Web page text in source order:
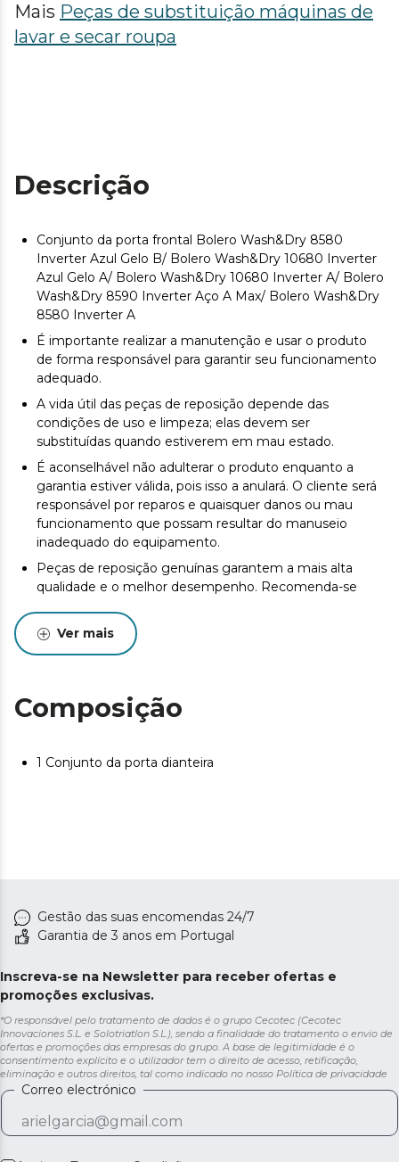
Mais Peças de substituição máquinas de
lavar e secar roupa
Descrição
Conjunto da porta frontal Bolero Wash&Dry 8580
Inverter Azul Gelo B/ Bolero Wash&Dry 10680 Inverter
Azul Gelo A/ Bolero Wash&Dry 10680 Inverter A/ Bolero
Wash&Dry 8590 Inverter Aço A Max/ Bolero Wash&Dry
8580 Inverter A
É importante realizar a manutenção e usar o produto
de forma responsável para garantir seu funcionamento
adequado.
A vida útil das peças de reposição depende das
condições de uso e limpeza; elas devem ser
substituídas quando estiverem em mau estado.
É aconselhável não adulterar o produto enquanto a
garantia estiver válida, pois isso a anulará. O cliente será
responsável por reparos e quaisquer danos ou mau
funcionamento que possam resultar do manuseio
inadequado do equipamento.
Peças de reposição genuínas garantem a mais alta
qualidade e o melhor desempenho. Recomenda-se
produto.
Ver mais
Composição
1 Conjunto da porta dianteira
Gestão das suas encomendas 24/7
Garantia de 3 anos em Portugal
Inscreva-se na Newsletter para receber ofertas e
promoções exclusivas.
*O responsável pelo tratamento de dados é o grupo Cecotec (Cecotec
Innovaciones S.L. e Solotriatlon S.L.), sendo a finalidade do tratamento o envio de
ofertas e promoções das empresas do grupo. A base de legitimidade é o
consentimento explícito e o utilizador tem o direito de acesso, retificação,
eliminação e outros direitos, tal como indicado no nosso Política de privacidade
Correo electrónico